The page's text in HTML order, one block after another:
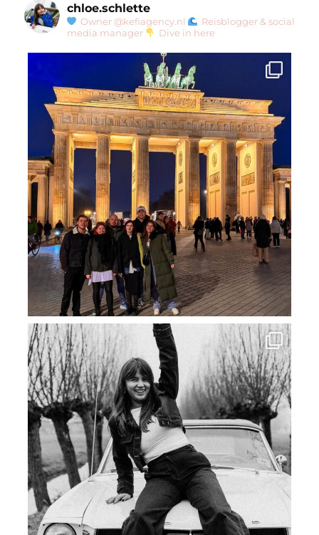
chloe.schlette
Owner @kefiagency.nl
Reisblogger & social
media manager
Dive in here